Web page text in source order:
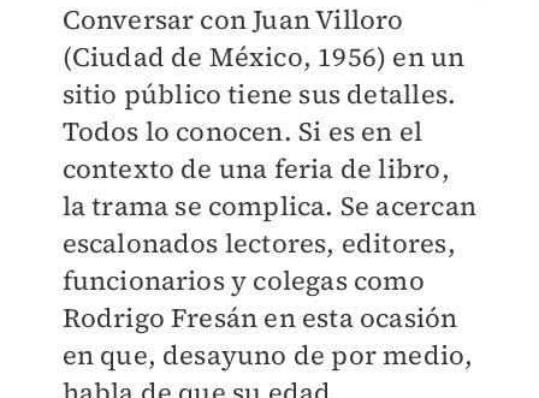
Conversar con Juan Villoro
(Ciudad de México, 1956) en un
sitio público tiene sus detalles.
Todos lo conocen. Si es en el
contexto de una feria de libro,
la trama se complica. Se acercan
escalonados lectores, editores,
funcionarios y colegas como
Rodrigo Fresán en esta ocasión
en que, desayuno de por medio,